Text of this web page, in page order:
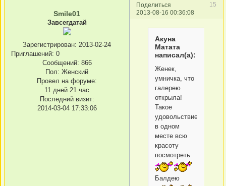
Поделиться
15
2013-08-16 00:36:08
Smile01
Завсегдатай
Зарегистрирован: 2013-02-24
Приглашений: 0
Сообщений: 866
Пол: Женский
Провел на форуме:
11 дней 21 час
Последний визит:
2014-03-04 17:33:06
Акуна
Матата
написал(а):
Женек,
умничка, что
галерею
открыла!
Такое
удовольствие
в одном
месте всю
красоту
посмотреть
Балдею